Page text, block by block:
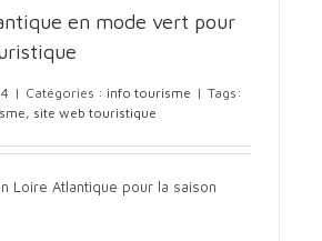
en mode vert pour
| Catégories : info tourisme | Tags:
, site web touristique
Loire Atlantique pour la saison